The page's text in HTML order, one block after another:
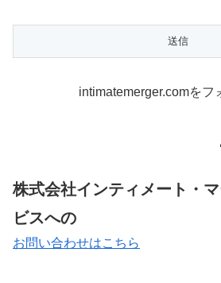
intimatemerger.comをフ
株式会社インティメート・
ビスへの
お問い合わせはこちら